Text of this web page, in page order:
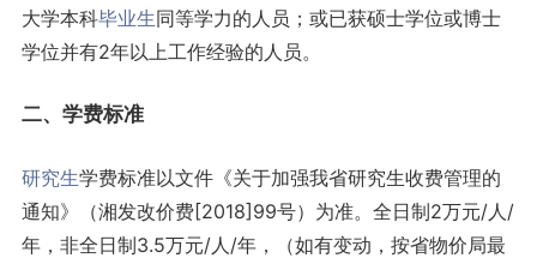
大学本科毕业生同等学力的人员；或已获硕士学位或博士
学位并有2年以上工作经验的人员。
二、 学费标准
研究生学费标准以文件《关于加强我省研究生收费管理的
通知》（湘发改价费[2018]99号）为准。全日制2万元/人/
年，非全日制3.5万元/人/年，（如有变动，按省物价局最